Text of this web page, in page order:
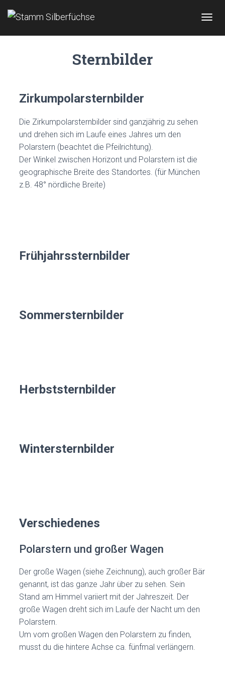
A
Sternbilder
Zirkumpolarsternbilder
Die Zirkumpolarsternbilder sind ganzjährig zu sehen
und drehen sich im Laufe eines Jahres um den
Polarstern (beachtet die Pfeilrichtung).
Der Winkel zwischen Horizont und Polarstern ist die
geographische Breite des Standortes. (für München
z.B. 48° nördliche Breite)
Frühjahrssternbilder
Sommersternbilder
Herbststernbilder
Wintersternbilder
Verschiedenes
Polarstern und großer Wagen
Der große Wagen (siehe Zeichnung), auch großer Bär
genannt, ist das ganze Jahr über zu sehen. Sein
Stand am Himmel variiert mit der Jahreszeit. Der
große Wagen dreht sich im Laufe der Nacht um den
Polarstern.
Um vom großen Wagen den Polarstern zu finden,
musst du die hintere Achse ca. fünfmal verlängern.